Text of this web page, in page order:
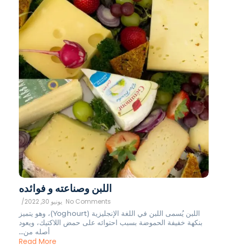
اللبن وصناعته و فوائده
يونيو 30, 2022 / No Comments
اللبن يُسمى اللبن في اللغة الإنجليزية (Yoghourt)، وهو يتميز
بنكهة خفيفة الحموضة بسبب احتوائه على حمض اللاكتيك، ويعود
أصله من...
Read More